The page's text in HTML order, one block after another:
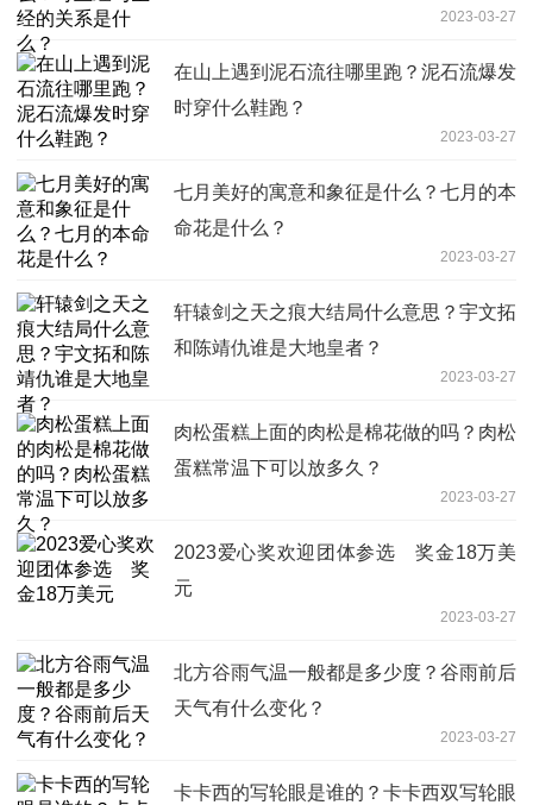
2023-03-27
在山上遇到泥石流往哪里跑？泥石流爆发
时穿什么鞋跑？
2023-03-27
七月美好的寓意和象征是什么？七月的本
命花是什么？
2023-03-27
轩辕剑之天之痕大结局什么意思？宇文拓
和陈靖仇谁是大地皇者？
2023-03-27
肉松蛋糕上面的肉松是棉花做的吗？肉松
蛋糕常温下可以放多久？
2023-03-27
2023爱心奖欢迎团体参选 奖金18万美
元
2023-03-27
​北方谷雨气温一般都是多少度？谷雨前后
天气有什么变化？
2023-03-27
卡卡西的写轮眼是谁的？卡卡西双写轮眼